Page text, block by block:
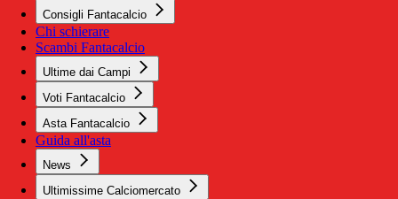
Consigli Fantacalcio
Chi schierare
Scambi Fantacalcio
Ultime dai Campi
Voti Fantacalcio
Asta Fantacalcio
Guida all'asta
News
Ultimissime Calciomercato